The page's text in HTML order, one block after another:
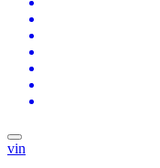
vin